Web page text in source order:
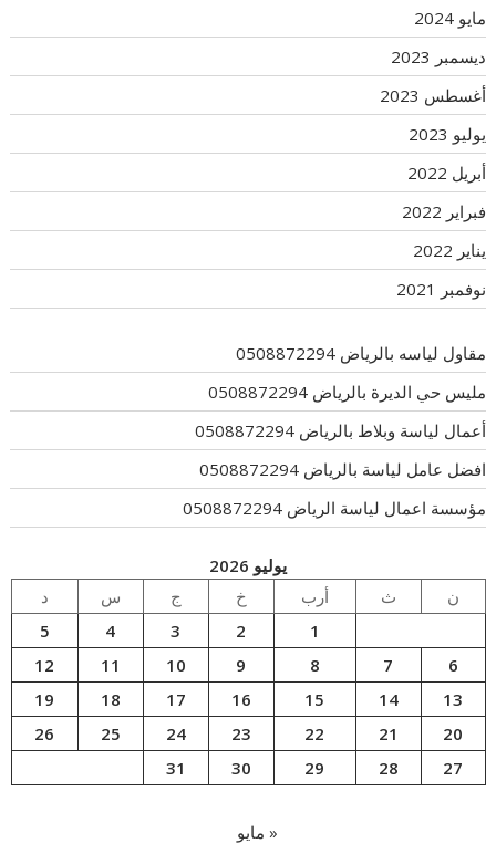
مايو 2024
ديسمبر 2023
أغسطس 2023
يوليو 2023
أبريل 2022
فبراير 2022
يناير 2022
نوفمبر 2021
مقاول لياسه بالرياض 0508872294
مليس حي الديرة بالرياض 0508872294
أعمال لياسة وبلاط بالرياض 0508872294
افضل عامل لياسة بالرياض 0508872294
مؤسسة اعمال لياسة الرياض 0508872294
يوليو 2026
ن
ث أرب خ ج س
د
1
2
3
4
5
6
7
8
9
10
11
12
13
14
15
16
17
18
19
20
21
22
23
24
25
26
27
28
29
30
31
« مايو